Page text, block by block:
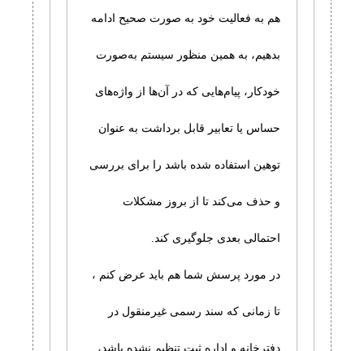
هم به فعالیت خود به صورت صحیح ادامه
بدهیم، به همین منظور سیستم به‌صورت
خودکار، پیام‌هایی که در آن‌ها از واژه‌های
حساس یا تعابیر قابل برداشت به عنوان
توهین استفاده شده باشد را برای بررسی
و حذف می‌کند تا از بروز مشکلات
احتمالی بعدی جلوگیری کند.
در مورد پرسش شما هم باید عرض کنم ،
تا زمانی که سند رسمی غیرمنقول در
دفترخانه و اداره ثبت تنظیم نشده باشد،